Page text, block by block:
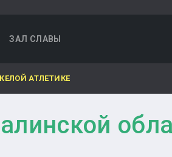
ЗАЛ СЛАВЫ
АТЛЕТИКЕ